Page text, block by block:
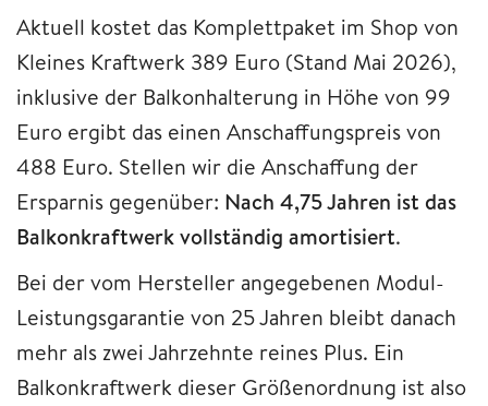
Aktuell kostet das Komplettpaket im Shop von
Kleines Kraftwerk 389 Euro (Stand Mai 2026),
inklusive der Balkonhalterung in Höhe von 99
Euro ergibt das einen Anschaffungspreis von
488 Euro. Stellen wir die Anschaffung der
Ersparnis gegenüber: Nach 4,75 Jahren ist das
Balkonkraftwerk vollständig amortisiert.
Bei der vom Hersteller angegebenen Modul-
Leistungsgarantie von 25 Jahren bleibt danach
mehr als zwei Jahrzehnte reines Plus. Ein
Balkonkraftwerk dieser Größenordnung ist also